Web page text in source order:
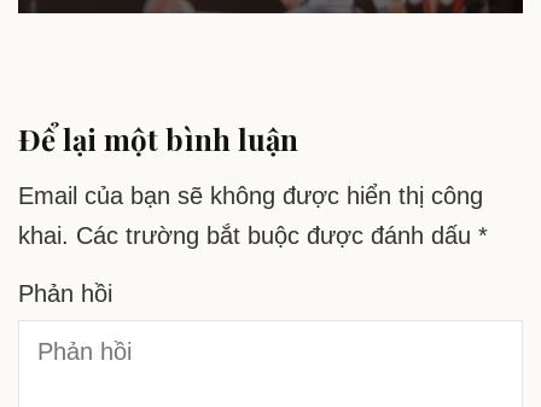
Để lại một bình luận
Email của bạn sẽ không được hiển thị công
khai. Các trường bắt buộc được đánh dấu *
Phản hồi